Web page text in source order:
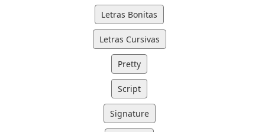
Letras Bonitas
Letras Cursivas
Pretty
Script
Signature